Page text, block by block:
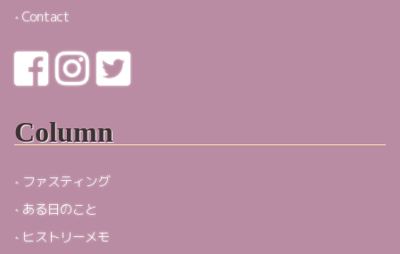
Contact
Column
ファスティング
ある日のこと
ヒストリーメモ